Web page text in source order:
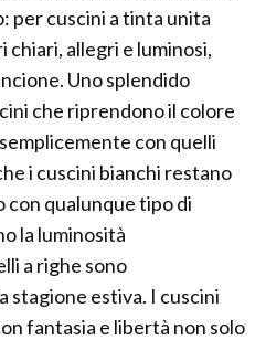
per cuscini a tinta unita
allegri e luminosi,
Uno splendido
che riprendono il colore
con quelli
i cuscini bianchi restano
qualunque tipo di
la luminosità
a righe sono
stagione estiva. I cuscini
fantasia e libertà non solo